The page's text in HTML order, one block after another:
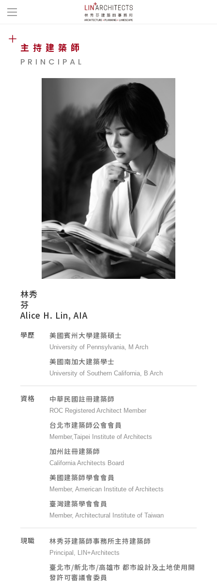
主持建築師
PRINCIPAL
林秀
Alice H. Lin, AIA
學歷 美國賓州大學建築碩士
University of Pennsylvania, M Arch
美國南加大建築學士
University of Southern California, B Arch
資格 中華民國註冊建築師
ROC Registered Architect Member
台北市建築師公會會員
Member,Taipei Institute of Architects
加州註冊建築師
California Architects Board
美國建築師學會會員
Member, American Institute of Architects
臺灣建築學會會員
Member, Architectural Institute of Taiwan
現職 林秀芬建築師事務所主持建築師
Principal, LIN+Architects
臺北市/新北市/高雄市 都市設計及土地使用開
發許可審議會委員